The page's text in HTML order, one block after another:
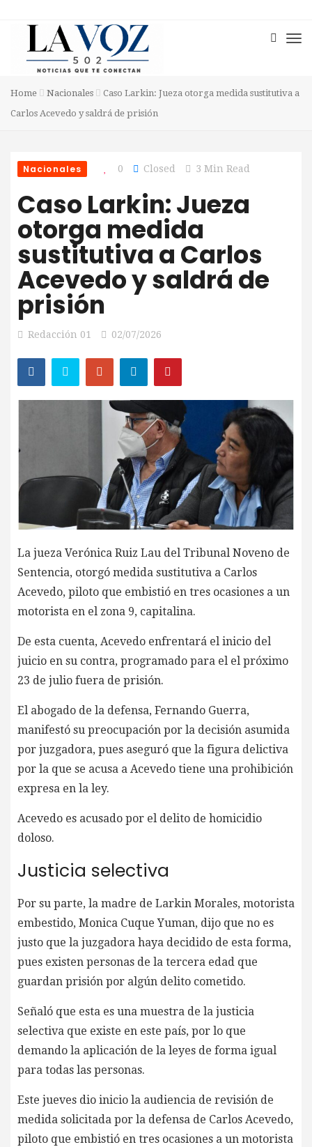
Home Nacionales
Caso Larkin: Jueza otorga medida sustitutiva a
Carlos Acevedo y saldrá de prisión
Nacionales 0 Closed 3 Min Read
Caso Larkin: Jueza
otorga medida
sustitutiva a Carlos
Acevedo y saldrá de
prisión
Redacción 01 02/07/2026
La jueza Verónica Ruiz Lau del Tribunal Noveno de
Sentencia, otorgó medida sustitutiva a Carlos
Acevedo, piloto que embistió en tres ocasiones a un
motorista en el zona 9, capitalina.
De esta cuenta, Acevedo enfrentará el inicio del
juicio en su contra, programado para el el próximo
23 de julio fuera de prisión.
El abogado de la defensa, Fernando Guerra,
manifestó su preocupación por la decisión asumida
por juzgadora, pues aseguró que la figura delictiva
por la que se acusa a Acevedo tiene una prohibición
expresa en la ley.
Acevedo es acusado por el delito de homicidio
doloso.
Justicia selectiva
Por su parte, la madre de Larkin Morales, motorista
embestido, Monica Cuque Yuman, dijo que no es
justo que la juzgadora haya decidido de esta forma,
pues existen personas de la tercera edad que
guardan prisión por algún delito cometido.
Señaló que esta es una muestra de la justicia
selectiva que existe en este país, por lo que
demando la aplicación de la leyes de forma igual
para todas las personas.
Este jueves dio inicio la audiencia de revisión de
medida solicitada por la defensa de Carlos Acevedo,
piloto que embistió en tres ocasiones a un motorista